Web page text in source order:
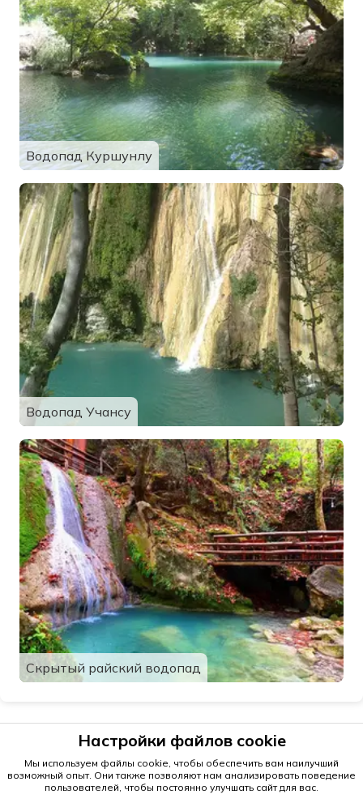
Водопад Куршунлу
Водопад Учансу
Скрытый райский водопад
Настройки файлов cookie
Мы используем файлы cookie, чтобы обеспечить вам наилучший
возможный опыт. Они также позволяют нам анализировать поведение
пользователей, чтобы постоянно улучшать сайт для вас.